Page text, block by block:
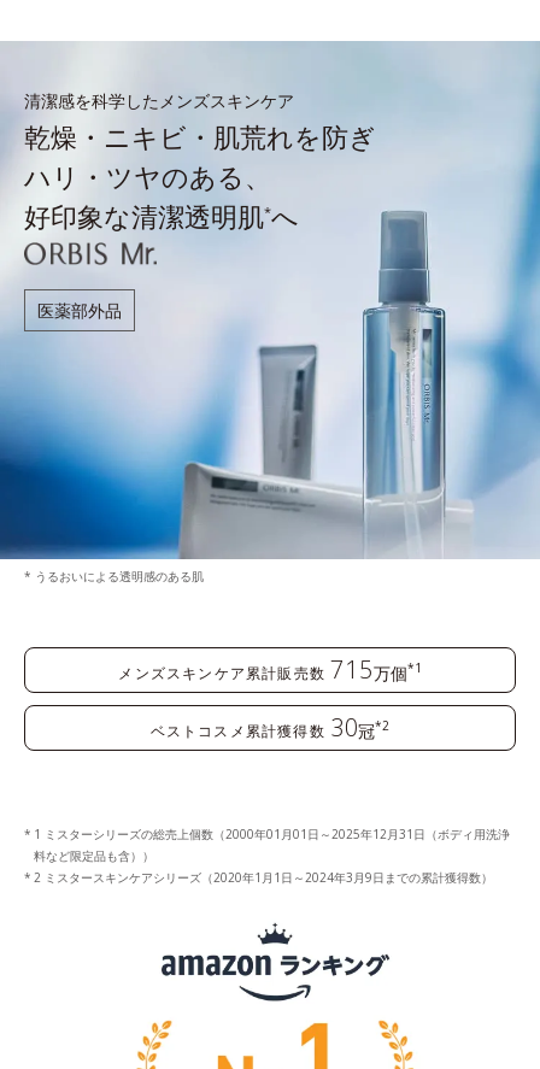
清潔感を科学したメンズスキンケア
乾燥・ニキビ・肌荒れを防ぎ
ハリ・ツヤのある、
好印象な清潔透明肌*へ
医薬部外品
* うるおいによる透明感のある肌
メンズスキンケア累計販売数 715万個*1
ベストコスメ累計獲得数 30冠*2
1 ミスターシリーズの総売上個数（2000年01月01日～2025年12月31日（ボディ用洗浄
料など限定品も含））
2 ミスタースキンケアシリーズ（2020年1月1日～2024年3月9日までの累計獲得数）